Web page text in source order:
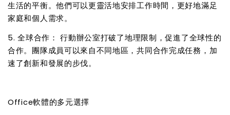
生活的平衡。他們可以更靈活地安排工作時間，更好地滿足
家庭和個人需求。
5. 全球合作： 行動辦公室打破了地理限制，促進了全球性的
合作。團隊成員可以來自不同地區，共同合作完成任務，加
速了創新和發展的步伐。
Office軟體的多元選擇